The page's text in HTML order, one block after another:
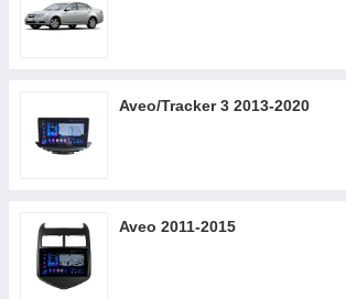
Aveo/Tracker 3 2013-2020
Aveo 2011-2015